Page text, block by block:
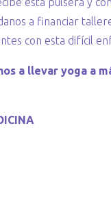
a financiar
con esta difícil
a llevar yoga a